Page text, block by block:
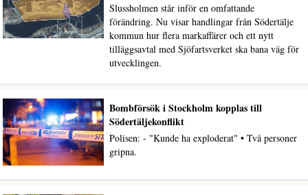
Slussholmen står inför en omfattande
förändring. Nu visar handlingar från Södertälje
kommun hur flera markaffärer och ett nytt
tilläggsavtal med Sjöfartsverket ska bana väg för
utvecklingen.
Bombförsök i Stockholm kopplas till
Södertäljekonflikt
Polisen: - "Kunde ha exploderat" • Två personer
gripna.